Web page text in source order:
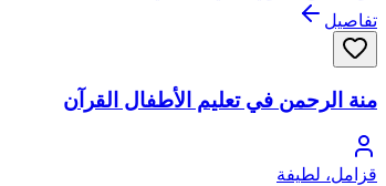
تفاصيل
منة الرحمن في تعليم الأطفال القرآن
قزامل، لطيفة